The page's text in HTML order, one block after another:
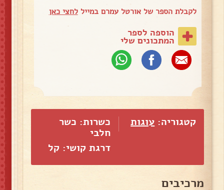
לקבלת הספר של אורטל עמרם במייללחצי כאן
הוספה לספר
המתכונים שלי
קטגוריה: עוגות
כשרות: כשר
חלבי
דרגת קושי: קל
מרכיבים